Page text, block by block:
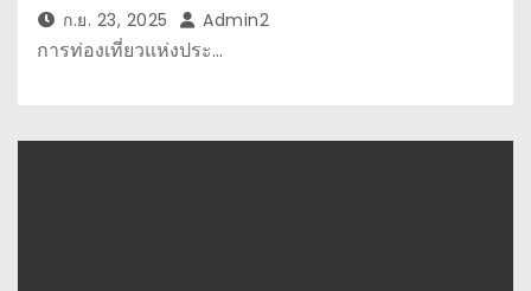
ก.ย. 23, 2025 Admin2
การท่องเที่ยวแห่งประ…